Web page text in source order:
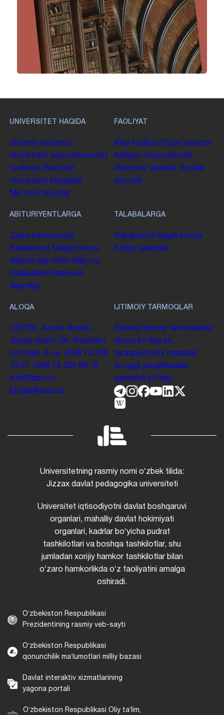
UNIVERSITET HAQIDA
Umumiy maʼlumot
Universitet tarixi Universitet
tuzilmasi Rektorat
Universitet kengashi
Me'yoriy hujjatlar
FAOLIYAT
Ilmiy faoliyat Oʻquv jarayoni
Xalqaro munosabatlar
Moliyaviy faoliyat Yoshlar
siyosati
ABITURIYENTLARGA
Qabul komissiyasi
Bakalavriat Magistratura
Ikkinchi oliy taʼlim Bilim va
malakalarni baholash
agentligi
TALABALARGA
Bakalavriat Magistratura
Xorijiy talabalar
ALOQA
130100. Jizzax viloyati,
Jizzax shahri, Sh. Rashidov
koʻchasi, 4-uy. +998 72 226
13 57 +998 72 226 68 10
info@jdpu.uz
jiz.jdpi@exat.uz
IJTIMOIY TARMOQLAR
Bizning ijtimoiy tarmoqlarda
obuna boʻling va
taraqqiyotimiz haqidagi
soʻnggi yangiliklardan
xabardor boʻling.
Universitetning rasmiy nomi oʻzbek tilida:
Jizzax davlat pedagogika universiteti
Universitet iqtisodiyotni davlat boshqaruvi
organlari, mahalliy davlat hokimiyati
organlari, kadrlar boʻyicha pudrat
tashkilotlari va boshqa tashkilotlar, shu
jumladan xorijiy hamkor tashkilotlar bilan
oʻzaro hamkorlikda oʻz faoliyatini amalga
oshiradi.
Oʻzbekiston Respublikasi
Prezidentining rasmiy veb-sayti
Oʻzbekiston Respublikasi
qonunchilik maʼlumotlari milliy bazasi
Davlat interaktiv xizmatlarining
yagona portali
Oʻzbekiston Respublikasi Oliy taʼlim,